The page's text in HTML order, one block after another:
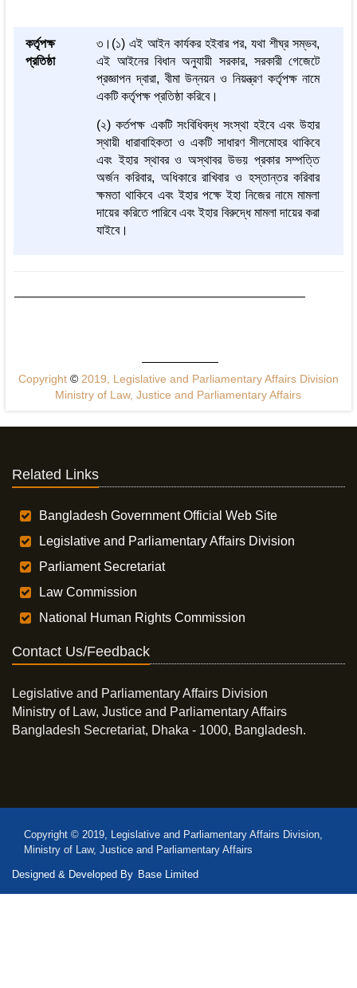
কর্তৃপক্ষ
প্রতিষ্ঠা
৩।(১) এই আইন কার্যকর হইবার পর, যথা শীঘ্র সম্ভব,
এই আইনের বিধান অনুযায়ী সরকার, সরকারী গেজেটে
প্রজ্ঞাপন দ্বারা, বীমা উন্নয়ন ও নিয়ন্ত্রণ কর্তৃপক্ষ নামে
একটি কর্তৃপক্ষ প্রতিষ্ঠা করিবে।
(২) কর্তপক্ষ একটি সংবিধিবদ্ধ সংস্থা হইবে এবং উহার
স্থায়ী ধারাবাহিকতা ও একটি সাধারণ সীলমোহর থাকিবে
এবং ইহার স্থাবর ও অস্থাবর উভয় প্রকার সম্পত্তি
অর্জন করিবার, অধিকারে রাখিবার ও হস্তান্তর করিবার
ক্ষমতা থাকিবে এবং ইহার পক্ষে ইহা নিজের নামে মামলা
দায়ের করিতে পারিবে এবং ইহার বিরুদ্ধে মামলা দায়ের করা
যাইবে।
Copyright ©2019, Legislative and Parliamentary Affairs Division
Ministry of Law, Justice and Parliamentary Affairs
Related Links
Bangladesh Government Official Web Site
Legislative and Parliamentary Affairs Division
Parliament Secretariat
Law Commission
National Human Rights Commission
Contact Us/Feedback
Legislative and Parliamentary Affairs Division
Ministry of Law, Justice and Parliamentary Affairs
Bangladesh Secretariat, Dhaka - 1000, Bangladesh.
Copyright © 2019, Legislative and Parliamentary Affairs Division,
Ministry of Law, Justice and Parliamentary Affairs
Designed & Developed By Base Limited